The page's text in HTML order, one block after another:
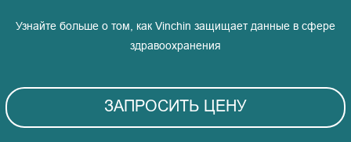
Узнайте больше о том, как Vinchin защищает данные в сфере
здравоохранения
ЗАПРОСИТЬ ЦЕНУ